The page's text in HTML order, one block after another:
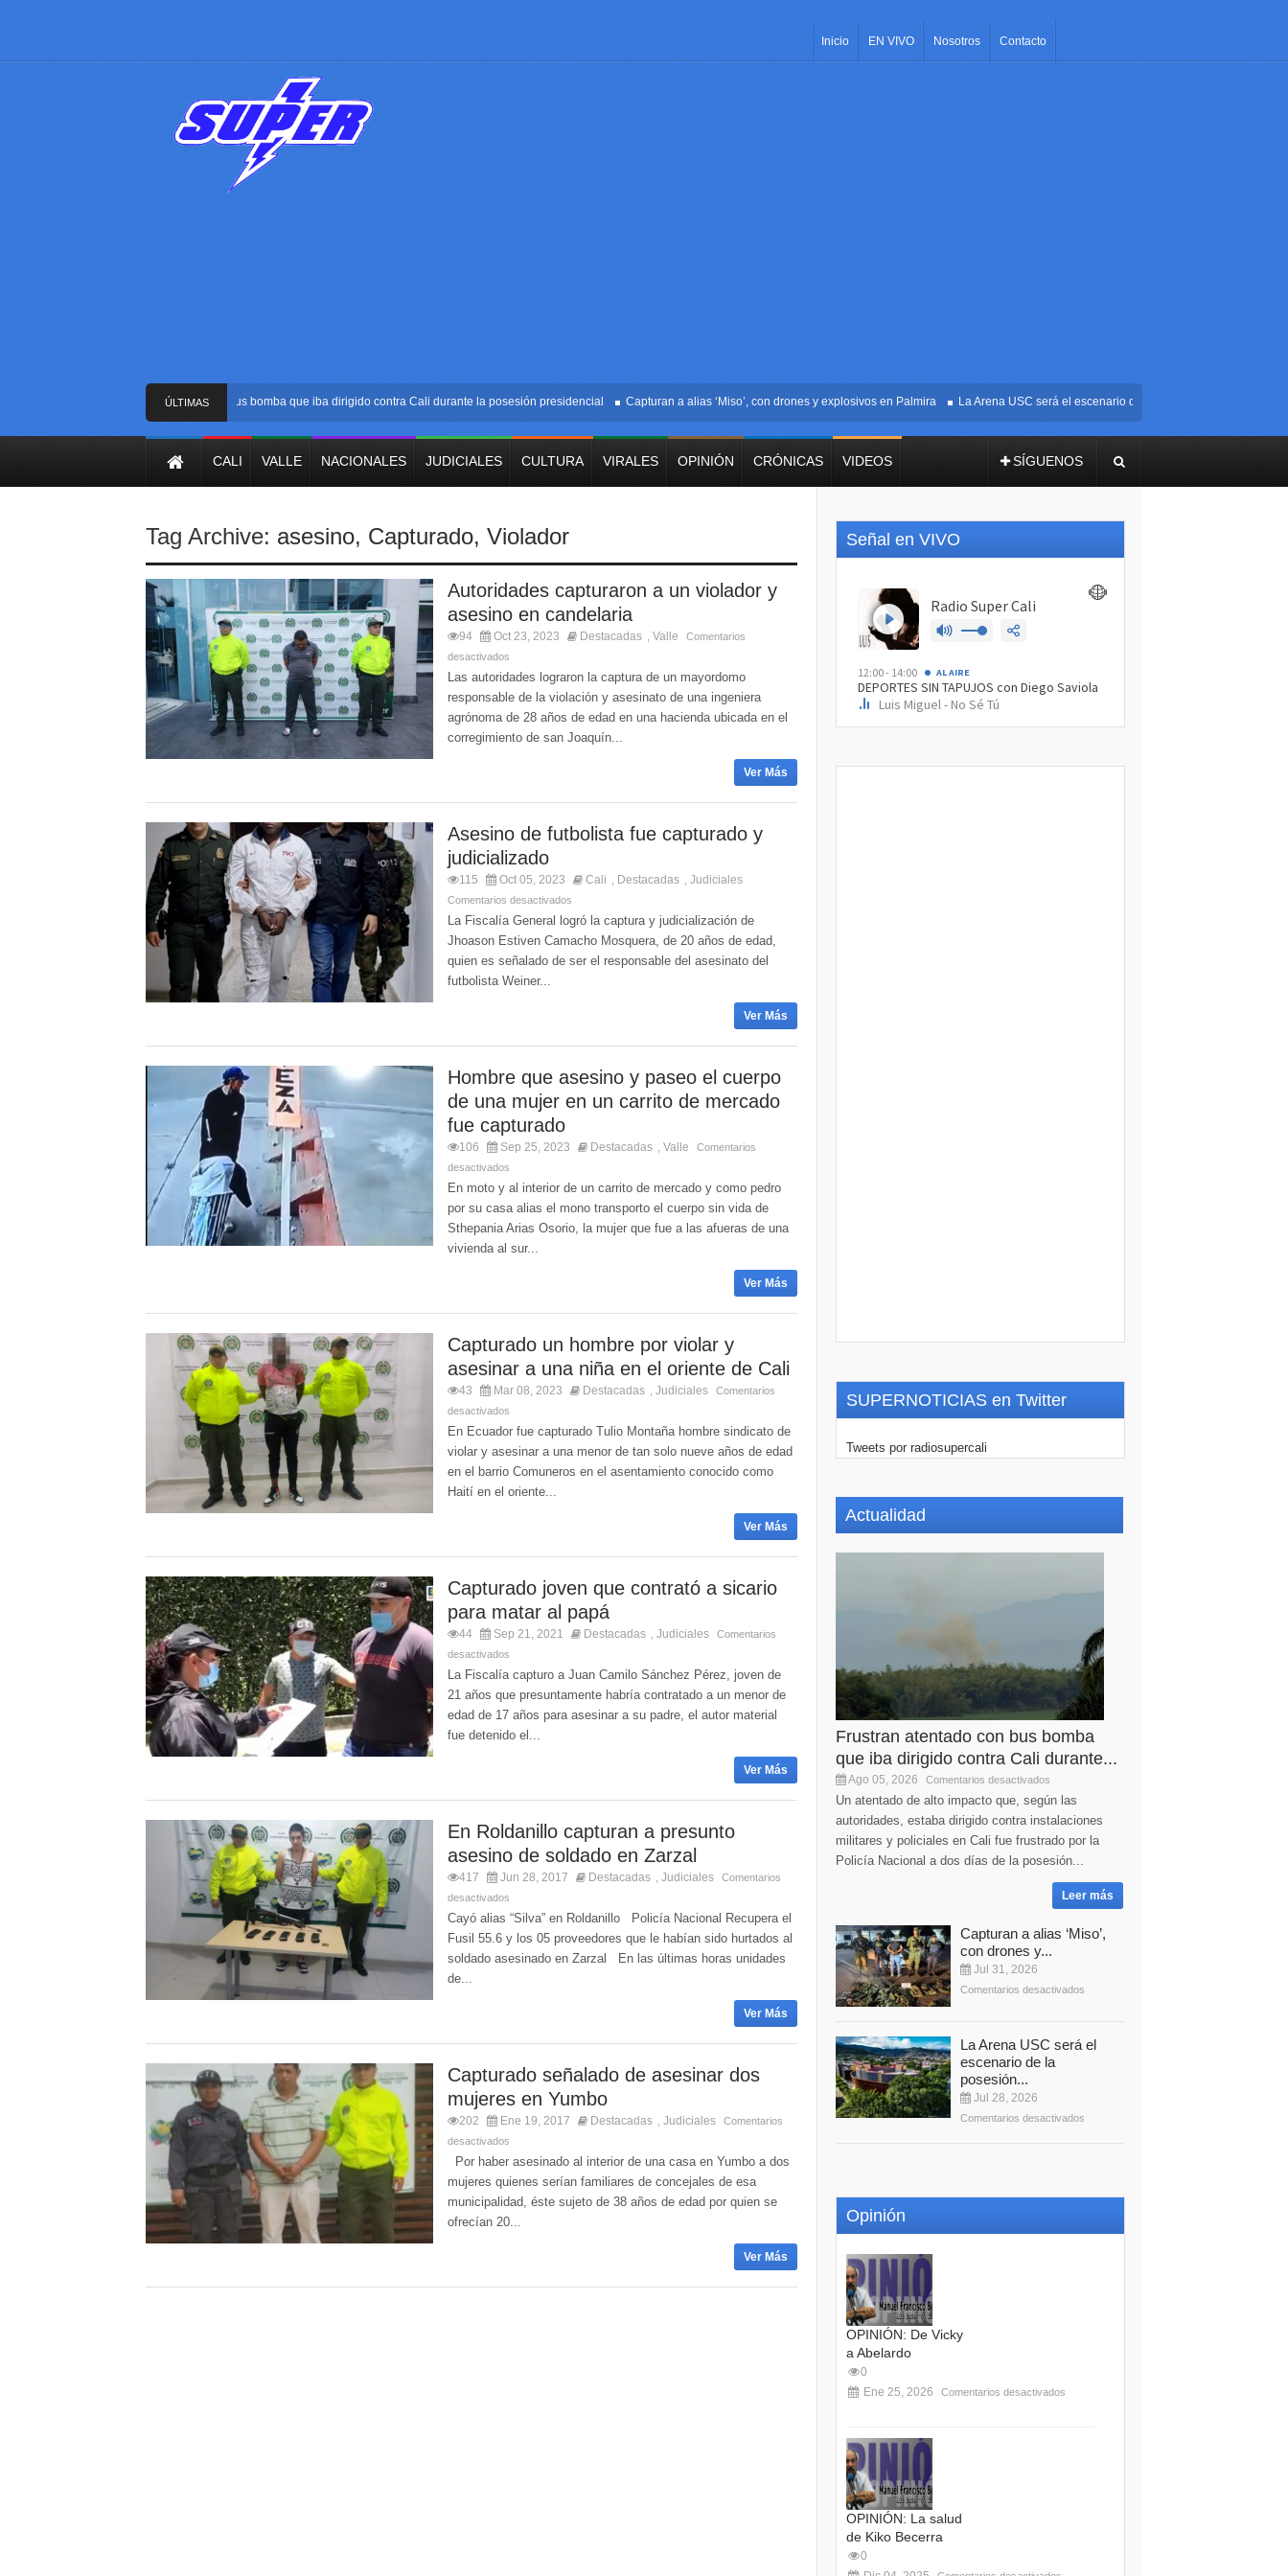
Inicio EN VIVO Nosotros Contacto
ÚLTIMAS
NOTICIAS
Frustran atentado con bus bomba que iba dirigido contra Cali durante la posesión presidencial Capturan a alias ‘Miso’, con drones y explosivos en Palmira La Arena USC será el escenario de la posesión presidencial de
CALI VALLE NACIONALES JUDICIALES CULTURA VIRALES OPINIÓN CRÓNICAS VIDEOS SÍGUENOS
Tag Archive: asesino, Capturado, Violador
Autoridades capturaron a un violador y
asesino en candelaria
94 Oct 23, 2023 Destacadas Valle
Comentarios
desactivados
Las autoridades lograron la captura de un mayordomo
responsable de la violación y asesinato de una ingeniera
agrónoma de 28 años de edad en una hacienda ubicada en el
corregimiento de san Joaquín...
Ver Más
Asesino de futbolista fue capturado y
judicializado
115 Oct 05, 2023 Cali Destacadas Judiciales
Comentarios desactivados
La Fiscalía General logró la captura y judicialización de
Jhoason Estiven Camacho Mosquera, de 20 años de edad,
quien es señalado de ser el responsable del asesinato del
futbolista Weiner...
Ver Más
Hombre que asesino y paseo el cuerpo
de una mujer en un carrito de mercado
fue capturado
106 Sep 25, 2023 Destacadas Valle
Comentarios
desactivados
En moto y al interior de un carrito de mercado y como pedro
por su casa alias el mono transporto el cuerpo sin vida de
Sthepania Arias Osorio, la mujer que fue a las afueras de una
vivienda al sur...
Ver Más
Capturado un hombre por violar y
asesinar a una niña en el oriente de Cali
43 Mar 08, 2023 Destacadas Judiciales
Comentarios
desactivados
En Ecuador fue capturado Tulio Montaña hombre sindicato de
violar y asesinar a una menor de tan solo nueve años de edad
en el barrio Comuneros en el asentamiento conocido como
Haití en el oriente...
Ver Más
Capturado joven que contrató a sicario
para matar al papá
44 Sep 21, 2021 Destacadas Judiciales
Comentarios
desactivados
La Fiscalía capturo a Juan Camilo Sánchez Pérez, joven de
21 años que presuntamente habría contratado a un menor de
edad de 17 años para asesinar a su padre, el autor material
fue detenido el...
Ver Más
En Roldanillo capturan a presunto
asesino de soldado en Zarzal
417 Jun 28, 2017 Destacadas Judiciales
Comentarios
desactivados
Cayó alias “Silva” en Roldanillo Policía Nacional Recupera el
Fusil 55.6 y los 05 proveedores que le habían sido hurtados al
soldado asesinado en Zarzal En las últimas horas unidades
de...
Ver Más
Capturado señalado de asesinar dos
mujeres en Yumbo
202 Ene 19, 2017 Destacadas Judiciales
Comentarios
desactivados
Por haber asesinado al interior de una casa en Yumbo a dos
mujeres quienes serían familiares de concejales de esa
municipalidad, éste sujeto de 38 años de edad por quien se
ofrecían 20...
Ver Más
Señal en VIVO
SUPERNOTICIAS en Twitter
Tweets por radiosupercali
Actualidad
Frustran atentado con bus bomba
que iba dirigido contra Cali durante...
Ago 05, 2026 Comentarios desactivados
Un atentado de alto impacto que, según las
autoridades, estaba dirigido contra instalaciones
militares y policiales en Cali fue frustrado por la
Policía Nacional a dos días de la posesión...
Leer más
Capturan a alias ‘Miso’,
con drones y...
Jul 31, 2026
Comentarios desactivados
La Arena USC será el
escenario de la
posesión...
Jul 28, 2026
Comentarios desactivados
Opinión
OPINIÓN: De Vicky
a Abelardo
0
Ene 25, 2026
Comentarios desactivados
OPINIÓN: La salud
de Kiko Becerra
0